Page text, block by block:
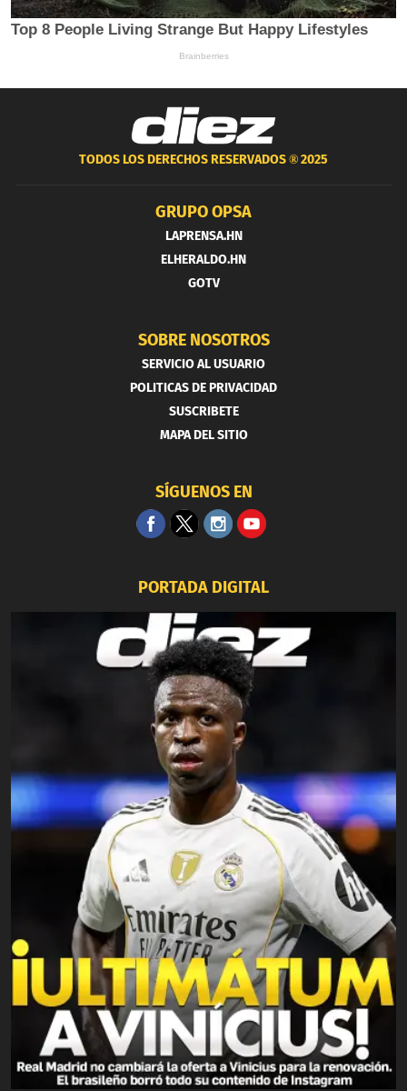
TODOS LOS DERECHOS RESERVADOS ®2025
GRUPO OPSA
LAPRENSA.HN
ELHERALDO.HN
GOTV
SOBRE NOSOTROS
SERVICIO AL USUARIO
POLITICAS DE PRIVACIDAD
SUSCRIBETE
MAPA DEL SITIO
SÍGUENOS EN
PORTADA DIGITAL